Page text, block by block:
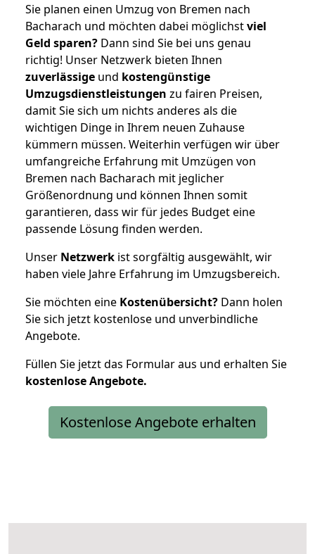
Sie planen einen Umzug von Bremen nach
Bacharach und möchten dabei möglichstviel
Geld sparen? Dann sind Sie bei uns genau
richtig! Unser Netzwerk bieten Ihnen
zuverlässige und kostengünstige
Umzugsdienstleistungen zu fairen Preisen,
damit Sie sich um nichts anderes als die
wichtigen Dinge in Ihrem neuen Zuhause
kümmern müssen. Weiterhin verfügen wir über
umfangreiche Erfahrung mit Umzügen von
Bremen nach Bacharach mit jeglicher
Größenordnung und können Ihnen somit
garantieren, dass wir für jedes Budget eine
passende Lösung finden werden.
Unser Netzwerk ist sorgfältig ausgewählt, wir
haben viele Jahre Erfahrung im Umzugsbereich.
Sie möchten eine Kostenübersicht? Dann holen
Sie sich jetzt kostenlose und unverbindliche
Angebote.
Füllen Sie jetzt das Formular aus und erhalten Sie
kostenloseAngebote.
Kostenlose Angebote erhalten